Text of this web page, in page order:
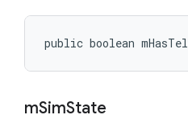
public boolean
mSimState